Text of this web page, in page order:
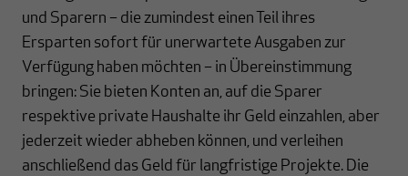
und Sparern – die zumindest einen Teil ihres
Ersparten sofort für unerwartete Ausgaben zur
Verfügung haben möchten – in Übereinstimmung
bringen: Sie bieten Konten an, auf die Sparer
respektive private Haushalte ihr Geld einzahlen, aber
jederzeit wieder abheben können, und verleihen
anschließend das Geld für langfristige Projekte. Die